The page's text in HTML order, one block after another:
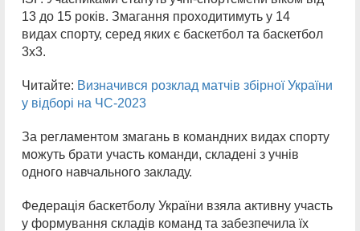
13 до 15 років. Змагання проходитимуть у 14
видах спорту, серед яких є баскетбол та баскетбол
3х3.
Читайте: Визначився розклад матчів збірної України
у відборі на ЧС-2023
За регламентом змагань в командних видах спорту
можуть брати участь команди, складені з учнів
одного навчального закладу.
Федерація баскетболу України взяла активну участь
у формування складів команд та забезпечила їх